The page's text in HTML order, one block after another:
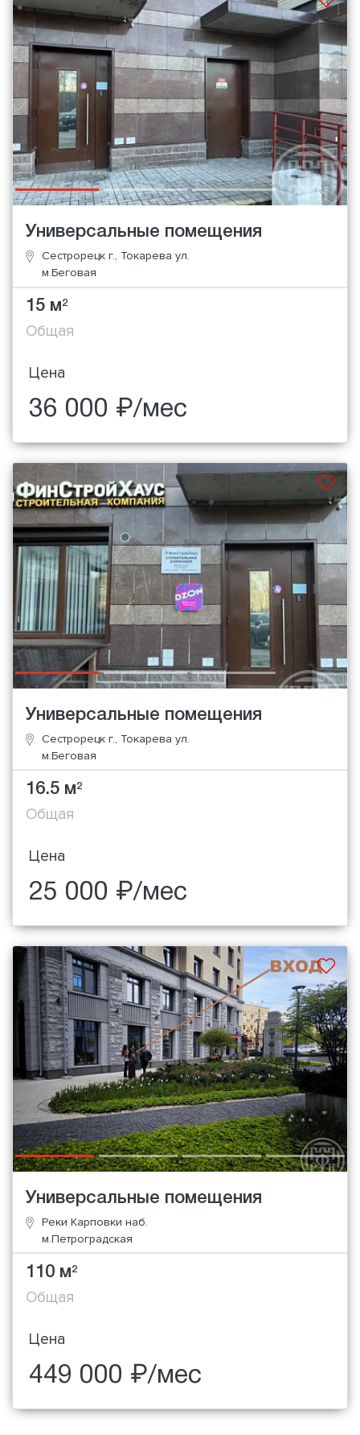
Универсальные помещения
Сестрорецк г., Токарева ул.
м.Беговая
15 м2
Общая
Цена
36 000 ₽/мес
Универсальные помещения
Сестрорецк г., Токарева ул.
м.Беговая
16.5 м2
Общая
Цена
25 000 ₽/мес
Универсальные помещения
Реки Карповки наб.
м.Петроградская
110 м2
Общая
Цена
449 000 ₽/мес